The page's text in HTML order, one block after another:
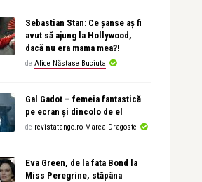
Sebastian Stan: Ce șanse aș fi
avut să ajung la Hollywood,
dacă nu era mama mea?!
de Alice Năstase Buciuta
Gal Gadot – femeia fantastică
pe ecran și dincolo de el
de revistatango.ro Marea Dragoste
Eva Green, de la fata Bond la
Miss Peregrine, stăpâna